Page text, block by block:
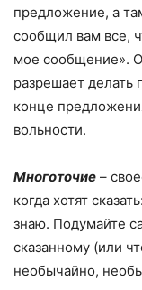
предложение, а
сообщил вам все,
мое сообщение».
разрешает делать
конце
вольности.
Многоточие –
когда хотят
знаю. Подумайте
сказанному (или
необычайно,